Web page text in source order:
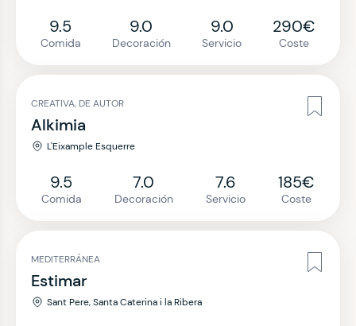
9.5
Comida
9.0
Decoración
9.0
Servicio
290€
Coste
CREATIVA, DE AUTOR
Alkimia
L'Eixample Esquerre
9.5
Comida
7.0
Decoración
7.6
Servicio
185€
Coste
MEDITERRÁNEA
Estimar
Sant Pere, Santa Caterina i la Ribera